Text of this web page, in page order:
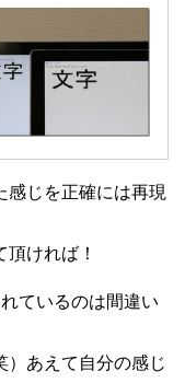
感じを正確には再現
ければ！
ているのは間違い
）あえて自分の感じ